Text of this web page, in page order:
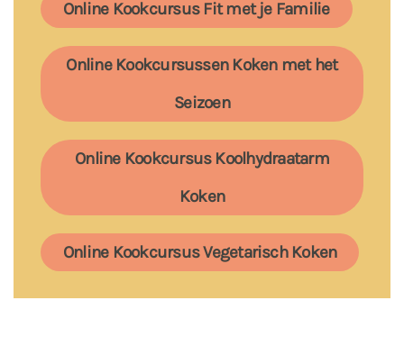
Online Kookcursus Fit met je Familie
Online Kookcursussen Koken met het
Seizoen
Online Kookcursus Koolhydraatarm
Koken
Online Kookcursus Vegetarisch Koken